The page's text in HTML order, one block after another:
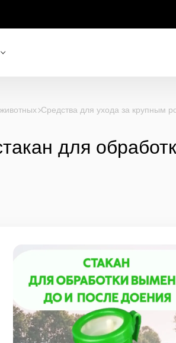
Средства для ухода за крупным
для